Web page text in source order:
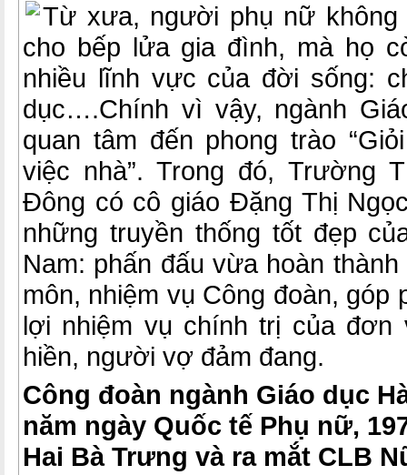
Từ xưa, người phụ nữ
cho bếp lửa gia đình, mà họ
nhiều lĩnh vực của đời sống:
dục….Chính vì vậy, ngành
quan tâm đến phong trào
việc nhà”. Trong đó, Trường
Đông có cô giáo Đặng Thị
những truyền thống tốt đẹp
Nam: phấn đấu vừa hoàn
môn, nhiệm vụ Công đoàn, góp
lợi nhiệm vụ chính trị của
hiền, người vợ đảm đang.
Công đoàn ngành Giáo dục
năm ngày Quốc tế Phụ nữ,
Hai Bà Trưng và ra mắt CLB